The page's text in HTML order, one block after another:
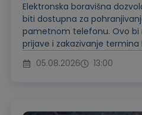
Elektronska boravišna
biti dostupna za
pametnom telefonu. Ovo
prijave i zakazivanje termina
05.08.2026
13:00